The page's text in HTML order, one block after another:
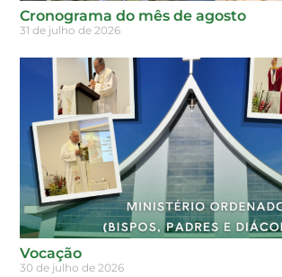
Cronograma do mês de agosto
31 de julho de 2026
Vocação
30 de julho de 2026